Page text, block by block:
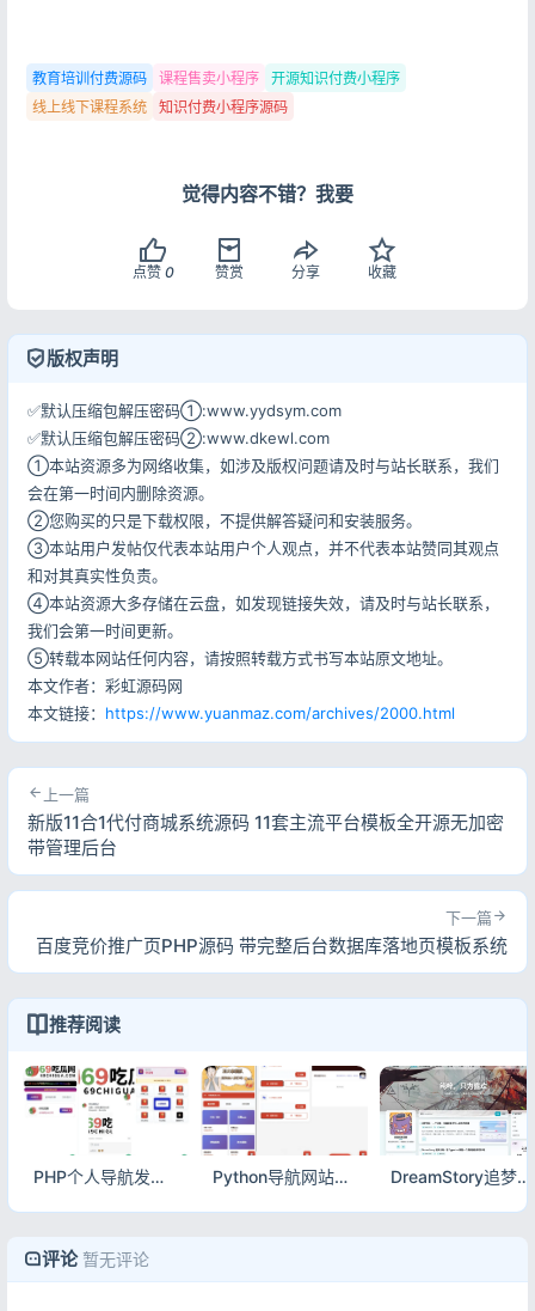
教育培训付费源码 课程售卖小程序
开源知识付费小程序
线上线下课程系统
知识付费小程序源码
觉得内容不错？我要
点赞 0 赞赏 分享 收藏
版权声明
✅默认压缩包解压密码①:www.yydsym.com
✅默认压缩包解压密码②:www.dkewl.com
①本站资源多为网络收集，如涉及版权问题请及时与站长联系，我们
会在第一时间内删除资源。
②您购买的只是下载权限，不提供解答疑问和安装服务。
③本站用户发帖仅代表本站用户个人观点，并不代表本站赞同其观点
和对其真实性负责。
④本站资源大多存储在云盘，如发现链接失效，请及时与站长联系，
我们会第一时间更新。
⑤转载本网站任何内容，请按照转载方式书写本站原文地址。
本文作者：彩虹源码网
本文链接： https://www.yuanmaz.com/archives/2000.html
上一篇
新版11合1代付商城系统源码 11套主流平台模板全开源无加密
带管理后台
下一篇
百度竞价推广页PHP源码 带完整后台数据库落地页模板系统
推荐阅读
PHP个人导航发布系统源码 带碰运气抽奖互动功能 Python导航网站系统 自带朋友圈动态功能完整源码 DreamStory追梦主题 Typecho氛围感博客美化模板
评论 暂无评论
登录
记住登录 忘记密码?